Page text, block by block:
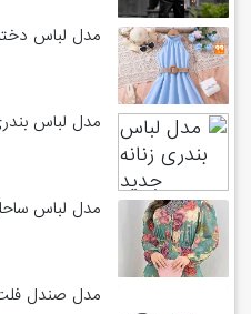
مدل لباس
مدل لباس
مدل لباس
مدل صندل